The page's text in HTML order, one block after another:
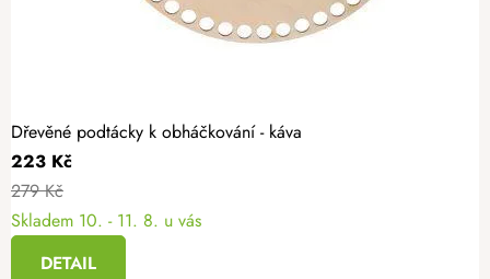
Dřevěné podtácky k obháčkování - káva
223 Kč
279 Kč
Skladem 10. - 11. 8. u vás
DETAIL